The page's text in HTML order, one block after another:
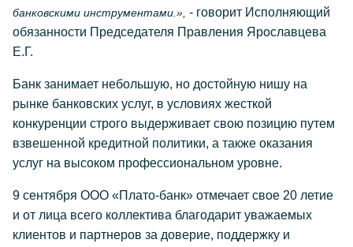
банковскими инструментами.», - говорит Исполняющий
обязанности Председателя Правления Ярославцева
Е.Г.
Банк занимает небольшую, но достойную нишу на
рынке банковских услуг, в условиях жесткой
конкуренции строго выдерживает свою позицию путем
взвешенной кредитной политики, а также оказания
услуг на высоком профессиональном уровне.
9 сентября ООО «Плато-банк» отмечает свое 20 летие
и от лица всего коллектива благодарит уважаемых
клиентов и партнеров за доверие, поддержку и